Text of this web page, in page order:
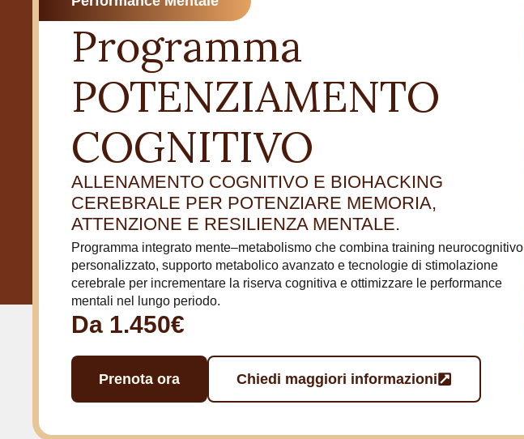
Programma
POTENZIAMENTO
COGNITIVO
ALLENAMENTO COGNITIVO E BIOHACKING
CEREBRALE PER POTENZIARE MEMORIA,
ATTENZIONE E RESILIENZA MENTALE.
Programma integrato mente–metabolismo che combina training neurocognitivo
personalizzato, supporto metabolico avanzato e tecnologie di stimolazione
cerebrale per incrementare la riserva cognitiva e ottimizzare le performance
mentali nel lungo periodo.
Da 1.450€
Prenota ora Chiedi maggiori informazioni